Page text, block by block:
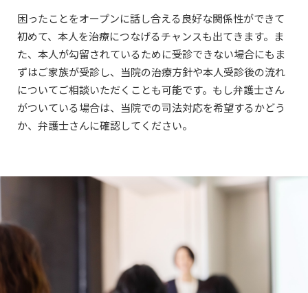
困ったことをオープンに話し合える良好な関係性ができて
初めて、本人を治療につなげるチャンスも出てきます。ま
た、本人が勾留されているために受診できない場合にもま
ずはご家族が受診し、当院の治療方針や本人受診後の流れ
についてご相談いただくことも可能です。もし弁護士さん
がついている場合は、当院での司法対応を希望するかどう
か、弁護士さんに確認してください。